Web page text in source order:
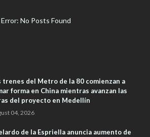
Error: No Posts Found
trenes del Metro de la 80 comienzan a
forma en China mientras avanzan las
del proyecto en Medellín
04, 2026
de la Espriella anuncia aumento de